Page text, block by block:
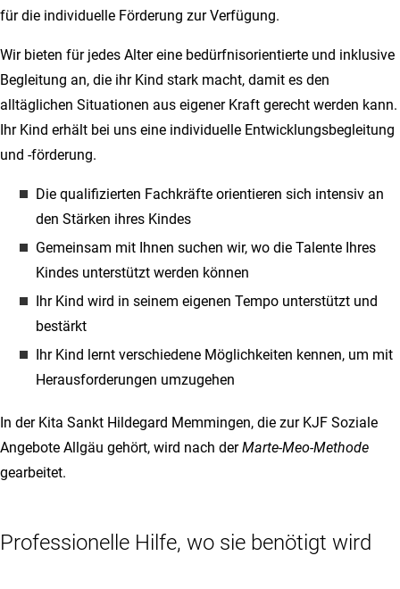
für die individuelle Förderung zur Verfügung.
Wir bieten für jedes Alter eine bedürfnisorientierte und inklusive
Begleitung an, die ihr Kind stark macht, damit es den
alltäglichen Situationen aus eigener Kraft gerecht werden kann.
Ihr Kind erhält bei uns eine individuelle Entwicklungsbegleitung
und -förderung.
Die qualifizierten Fachkräfte orientieren sich intensiv an
den Stärken ihres Kindes
Gemeinsam mit Ihnen suchen wir, wo die Talente Ihres
Kindes unterstützt werden können
Ihr Kind wird in seinem eigenen Tempo unterstützt und
bestärkt
Ihr Kind lernt verschiedene Möglichkeiten kennen, um mit
Herausforderungen umzugehen
In der Kita Sankt Hildegard Memmingen, die zur KJF Soziale
Angebote Allgäu gehört, wird nach derMarte-Meo-Methode
gearbeitet.
Professionelle Hilfe, wo sie benötigt wird